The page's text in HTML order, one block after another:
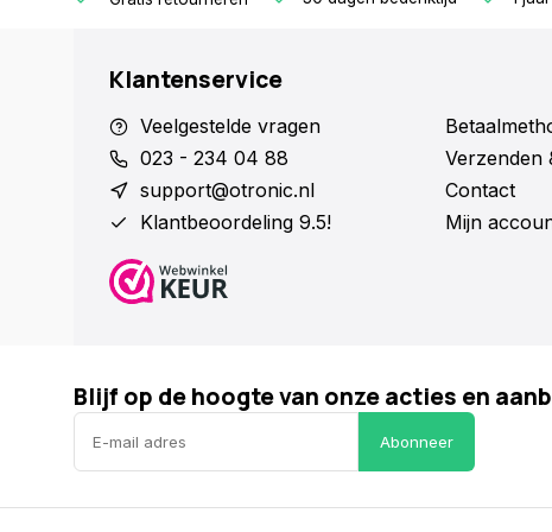
Klantenservice
Veelgestelde vragen
023 - 234 04 88
support@otronic.nl
Klantbeoordeling 9.5!
Verzenden
Contact
Mijn
Blijf op de hoogte van onze acties en
Abonneer